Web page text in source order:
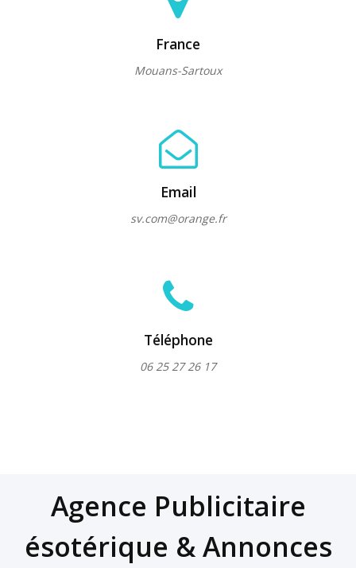
France
Mouans-Sartoux
Email
sv.com@orange.fr
Téléphone
06 25 27 26 17
Agence Publicitaire
ésotérique & Annonces